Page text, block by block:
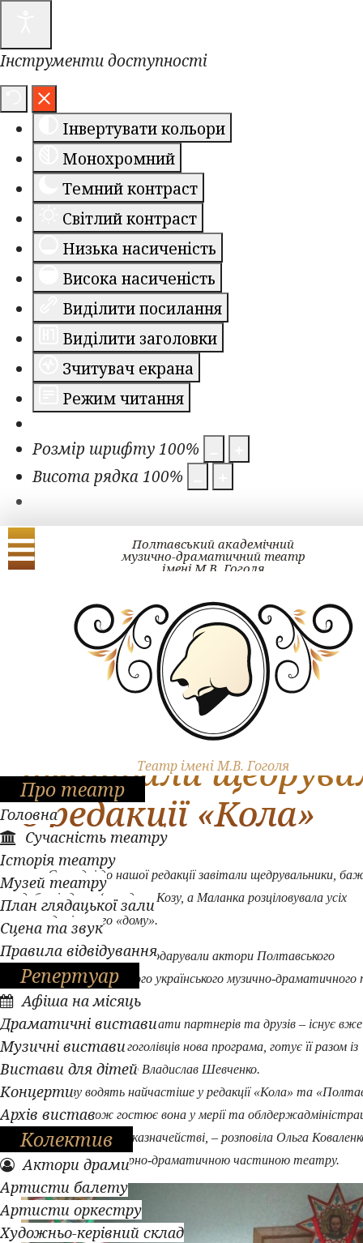
Інструменти доступності
Інвертувати кольори
Монохромний
Темний контраст
Світлий контраст
Низька насиченість
Висока насиченість
Виділити посилання
Виділити заголовки
Зчитувач екрана
Режим читання
Розмір шрифту100%
Висота рядка100%
Театр імені М.В. Гоголя
Про театр
Головна
Сучасність театру
Історія театру
Музей театру
План глядацької зали
Сцена та звук
Правила відвідування
Репертуар
Афіша на місяць
Драматичні вистави
Музичні вистави
Вистави для дітей
Концерти
Архів вистав
Колектив
Актори драми
Артисти балету
Артисти оркестру
Художньо-керівний склад
Полтавський академічний
музично-драматичний театр
імені М.В. Гоголя
ЗМІ про нас
Полтавські
театрали
в редакції «Кола»
Сьогодні до нашої редакції завітали щедрувальники,
добра і здоров‘я, водили Козу, а Маланка розціловувала усіх
господарів цього «дому».
Святкове дійство подарували актори Полтавського
академічного обласного українського музично-
імені М. Гоголя.
Така традиція – вітати партнерів та друзів – існує вже
10 років. Щоразу у гоголівців нова програма, готує її разом із
артистами режисер Владислав Шевченко.
– Козу водять найчастіше у редакції «Кола» та
вісника», також гостює вона у мерії та
краєзнавчому музеї, казначействі, – розповіла Ольга
завідувач літературно-драматичною частиною театру.